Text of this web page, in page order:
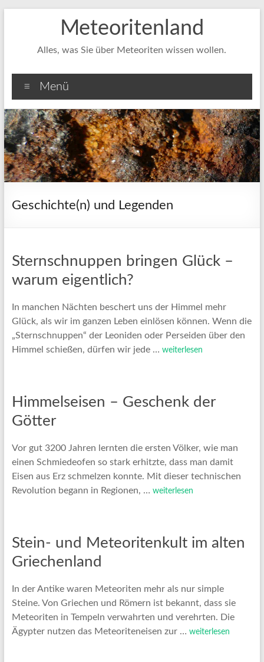
Meteoritenland
Alles, was Sie über Meteoriten wissen wollen.
Menü
Geschichte(n) und Legenden
Sternschnuppen bringen Glück –
warum eigentlich?
In manchen Nächten beschert uns der Himmel mehr
Glück, als wir im ganzen Leben einlösen können. Wenn die
„Sternschnuppen“ der Leoniden oder Perseiden über den
Himmel schießen, dürfen wir jede … weiterlesen
Himmelseisen – Geschenk der
Götter
Vor gut 3200 Jahren lernten die ersten Völker, wie man
einen Schmiedeofen so stark erhitzte, dass man damit
Eisen aus Erz schmelzen konnte. Mit dieser technischen
Revolution begann in Regionen, … weiterlesen
Stein- und Meteoritenkult im alten
Griechenland
In der Antike waren Meteoriten mehr als nur simple
Steine. Von Griechen und Römern ist bekannt, dass sie
Meteoriten in Tempeln verwahrten und verehrten. Die
Ägypter nutzen das Meteoriteneisen zur … weiterlesen